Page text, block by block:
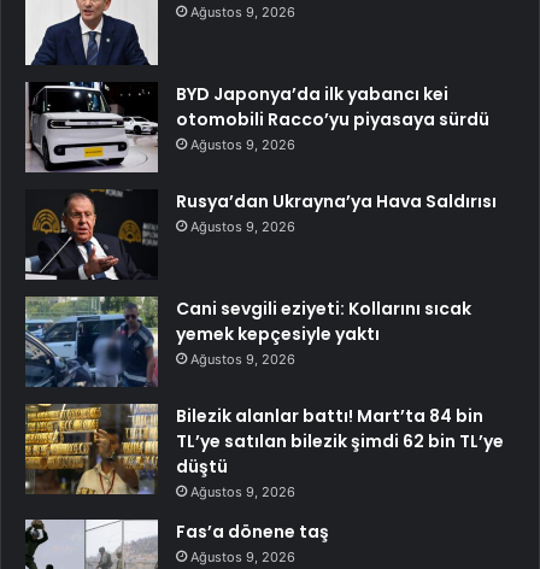
Ağustos 9, 2026
BYD Japonya’da ilk yabancı kei
otomobili Racco’yu piyasaya sürdü
Ağustos 9, 2026
Rusya’dan Ukrayna’ya Hava Saldırısı
Ağustos 9, 2026
Cani sevgili eziyeti: Kollarını sıcak
yemek kepçesiyle yaktı
Ağustos 9, 2026
Bilezik alanlar battı! Mart’ta 84 bin
TL’ye satılan bilezik şimdi 62 bin TL’ye
düştü
Ağustos 9, 2026
Fas’a dönene taş
Ağustos 9, 2026